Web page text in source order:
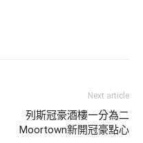
Next article
列斯冠豪酒樓一分為二
Moortown新開冠豪點心